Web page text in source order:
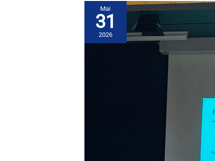
Mai
31
2026